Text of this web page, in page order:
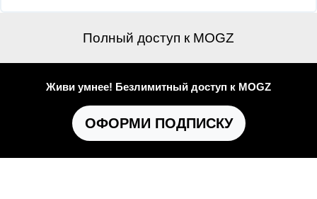
Полный доступ к MOGZ
Живи умнее! Безлимитный доступ к MOGZ
ОФОРМИ ПОДПИСКУ